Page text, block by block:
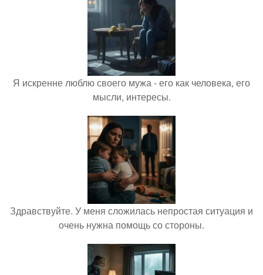
Я искренне люблю своего мужа - его как человека, его
мысли, интересы.
Здравствуйте. У меня сложилась непростая ситуация и
очень нужна помощь со стороны.